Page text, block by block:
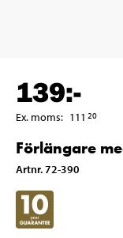
139:-
Ex. moms: 111 20
Förlängare
Artnr.72-390